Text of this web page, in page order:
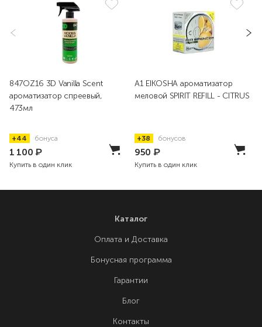
847OZ16 3D Vanilla Scent
ароматизатор спреевый,
473мл
+44 бонуса
1 100₽
Купить в один клик
A1 EIKOSHA ароматизатор
меловой SPIRIT REFILL - CITRUS
+38 бонусов
950 ₽
Купить в один клик
Каталог
Оплата и Доставка
Бонусная программа
Гарантии
Блог
Контакты